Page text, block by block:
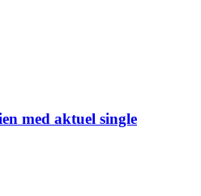
med aktuel single